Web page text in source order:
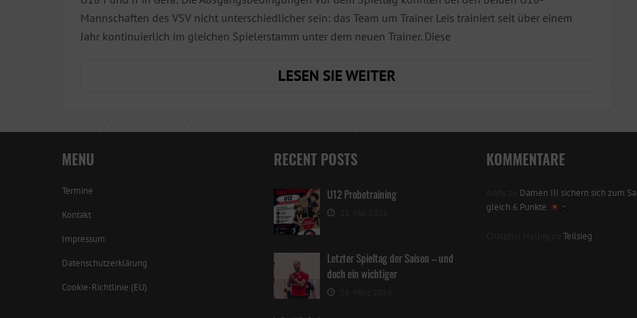
Mannschaften des VSV nicht unterschiedlicher sein: das Team um Trainer Leis trainiert seit über einem
Jahr kontinuierlich im gleichen Spielerstamm unter dem neuen Trainer. Diese
LESEN SIE WEITER
U18W
MENU
Termine
Kontakt
Impressum
Datenschutzerklärung
Cookie-Richtlinie (EU)
RECENT POSTS
U12 Probetraining
Letzter Spieltag der Saison – und
doch ein wichtiger
KOMMENTARE
Damen III sichern sich zum
gleich 6 Punkte
Teilsieg